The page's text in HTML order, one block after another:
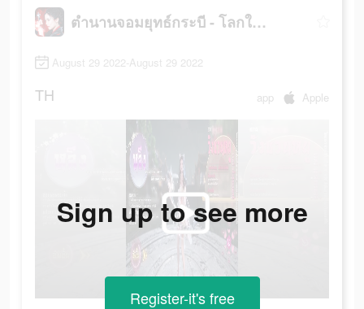
ตำนานจอมยุทธ์กระบี - โลกใหม่
August 29 2022-August 29 2022
TH app Apple
Sign up to see more
Register-it's free